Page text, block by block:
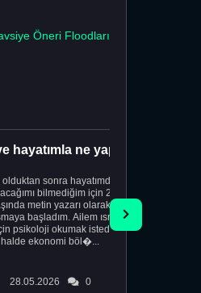
Öneri Floodları
sonra hayatımda ne
bilmediğim için 20
metin yazarı olarak
başladım. Ailem ısrar
psikoloji okumak istediğim
halde ekonomi böl�...
28.05.2026 0